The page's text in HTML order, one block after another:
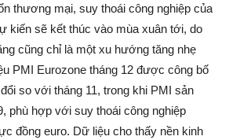
thương mại, suy thoái công nghiệp của
kiến sẽ kết thúc vào mùa xuân tới, do
cũng chỉ là một xu hướng tăng nhẹ
PMI Eurozone tháng 12 được công bố
so với tháng 11, trong khi PMI sản
phù hợp với suy thoái công nghiệp
đồng euro. Dữ liệu cho thấy nền kinh